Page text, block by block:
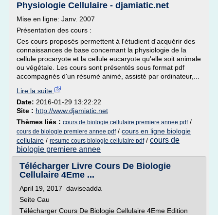
Physiologie Cellulaire - djamiatic.net
Mise en ligne: Janv. 2007
Présentation des cours :
Ces cours proposés permettent à l'étudient d'acquérir des
connaissances de base concernant la physiologie de la
cellule procaryote et la cellule eucaryote qu'elle soit animale
ou végétale. Les cours sont présentés sous format pdf
accompagnés d'un résumé animé, assisté par ordinateur,...
Lire la suite
Date: 2016-01-29 13:22:22
Site : http://www.djamiatic.net
Thèmes liés : cours de biologie cellulaire premiere annee pdf/
cours de biologie premiere annee pdf/ cours en ligne biologie
cellulaire / resume cours biologie cellulaire pdf/ cours de
biologie premiere annee
Télécharger Livre Cours De Biologie
Cellulaire 4Eme ...
April 19, 2017 daviseadda
Seite Cau
Télécharger Cours De Biologie Cellulaire 4Eme Edition